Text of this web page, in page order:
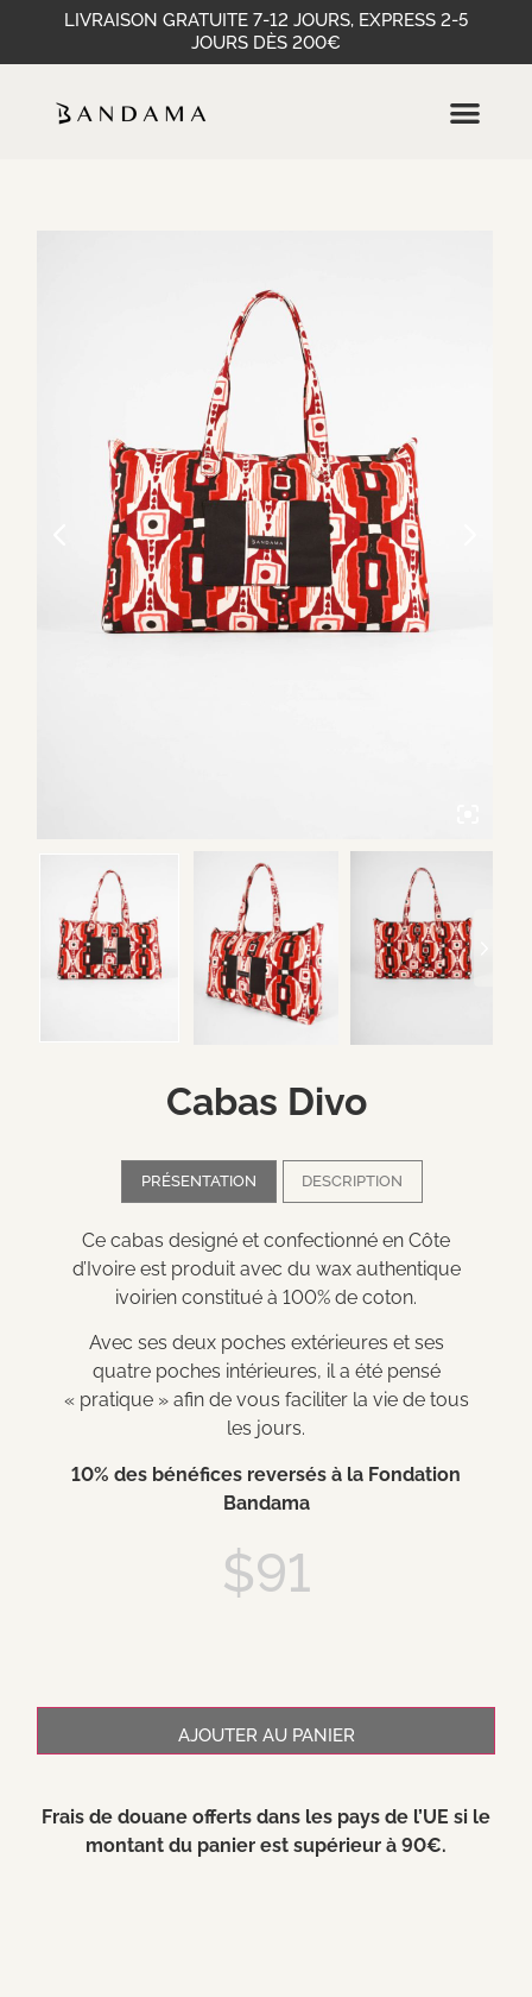
LIVRAISON GRATUITE 7-12 JOURS, EXPRESS 2-5
JOURS DÈS 200€
Cabas Divo
PRÉSENTATION DESCRIPTION
Ce cabas designé et confectionné en Côte
d’Ivoire est produit avec du wax authentique
ivoirien constitué à 100% de coton.
Avec ses deux poches extérieures et ses
quatre poches intérieures, il a été pensé
« pratique » afin de vous faciliter la vie de tous
les jours.
10% des bénéfices reversés à la Fondation
Bandama
$91
AJOUTER AU PANIER
Frais de douane offerts dans les pays de l’UE si le
montant du panier est supérieur à 90€.